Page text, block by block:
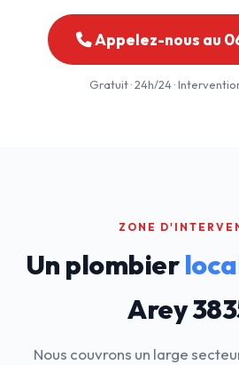
Appelez-nous au 06
Gratuit · 24h/24 ·
ZONE
Un plombier
Arey
Nous couvrons un large